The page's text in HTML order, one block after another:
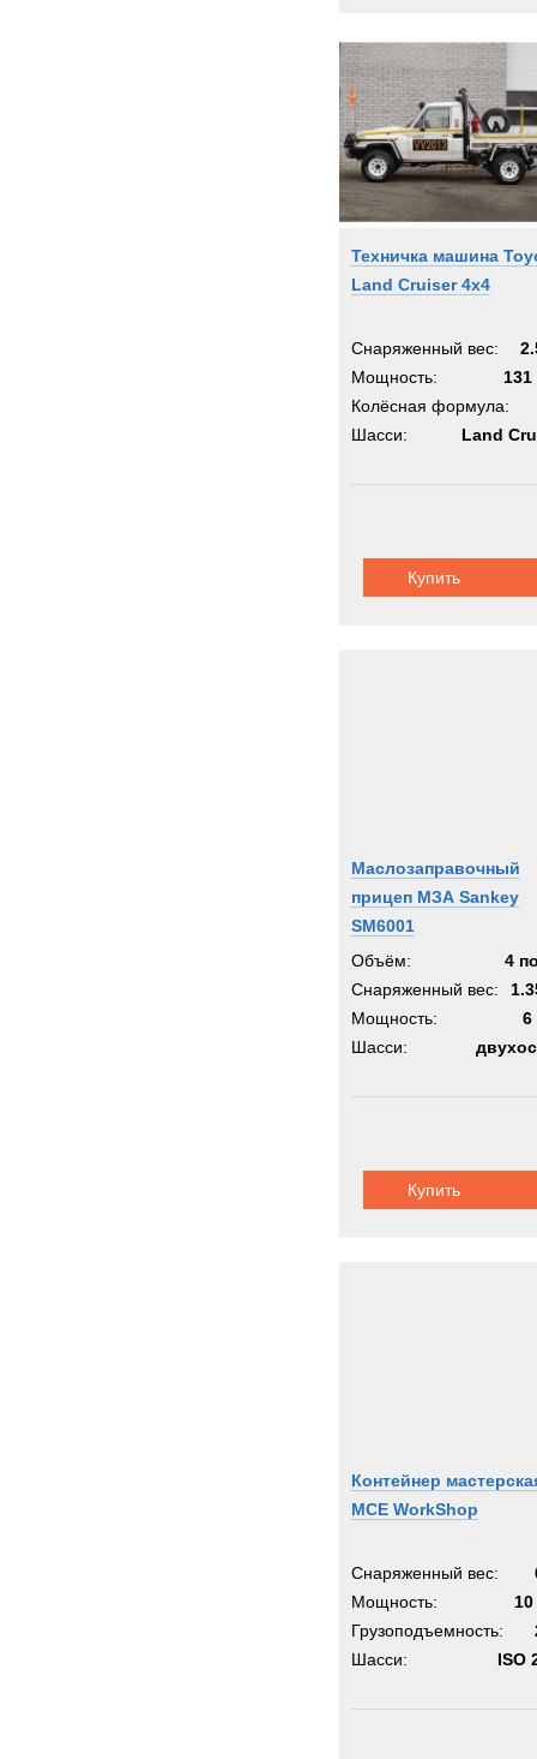
Техничка машина
Land Cruiser 4x4
Снаряженный вес:
Мощность:
131
Колёсная формула:
Шасси:
Land
Купить
Маслозаправочный
прицеп МЗА Sankey
SM6001
Объём:
4
Снаряженный вес:
Мощность:
6
Шасси:
Купить
Контейнер
MCE WorkShop
Снаряженный вес:
Мощность:
Грузоподъемность:
Шасси:
ISO